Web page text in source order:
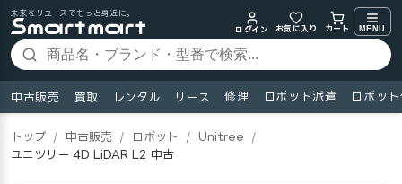
未来をリユースでもっと身近に。
ログイン
お気に入り カート MENU
中古販売 買取 レンタル リース 修理 ロボット派遣 ロボッ
トップ / 中古販売 / ロボット / Unitree
/
ユニツリー 4D LiDAR L2 中古